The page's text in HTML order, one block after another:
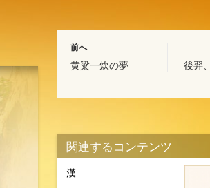
前へ
黄粱一炊の夢
後羿
関連するコンテンツ
漢